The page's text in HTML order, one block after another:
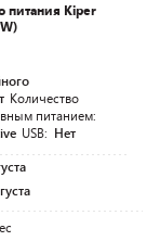
питания Kiper
Количество
питанием:
USB: Нет